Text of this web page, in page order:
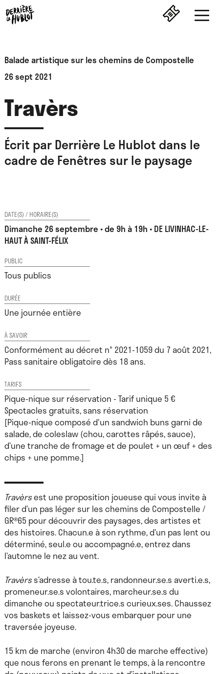
Balade artistique sur les chemins de Compostelle
26 sept 2021
Travèrs
Écrit par Derrière Le Hublot dans le
cadre de Fenêtres sur le paysage
DATE(S) / HORAIRE(S)
Dimanche 26 septembre • de 9h à 19h • DE LIVINHAC-LE-
HAUT À SAINT-FÉLIX
PUBLIC
Tous publics
DURÉE
Une journée entière
À SAVOIR
Conformément au décret n° 2021-1059 du 7 août 2021,
Pass sanitaire obligatoire dès 18 ans.
TARIFS
Pique-nique sur réservation - Tarif unique 5 €
Spectacles gratuits, sans réservation
[Pique-nique composé d'un sandwich buns garni de
salade, de coleslaw (chou, carottes râpés, sauce),
d’une tranche de fromage et de poulet + un œuf + des
chips + une pomme.]
Travèrsest une proposition joueuse qui vous invite à
filer d’un pas léger sur les chemins de Compostelle /
GR®65 pour découvrir des paysages, des artistes et
des histoires. Chacun.e à son rythme, d’un pas lent ou
déterminé, seul.e ou accompagné.e, entrez dans
l’automne le nez au vent.
Travèrss’adresse à tou.te.s, randonneur.se.s averti.e.s,
promeneur.se.s volontaires, marcheur.se.s du
dimanche ou spectateur.trice.s curieux.ses. Chaussez
vos baskets et laissez-vous embarquer pour une
traversée joyeuse.
15 km de marche (environ 4h30 de marche effective)
que nous ferons en prenant le temps, à la rencontre